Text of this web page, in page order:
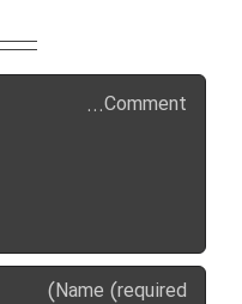
Comment